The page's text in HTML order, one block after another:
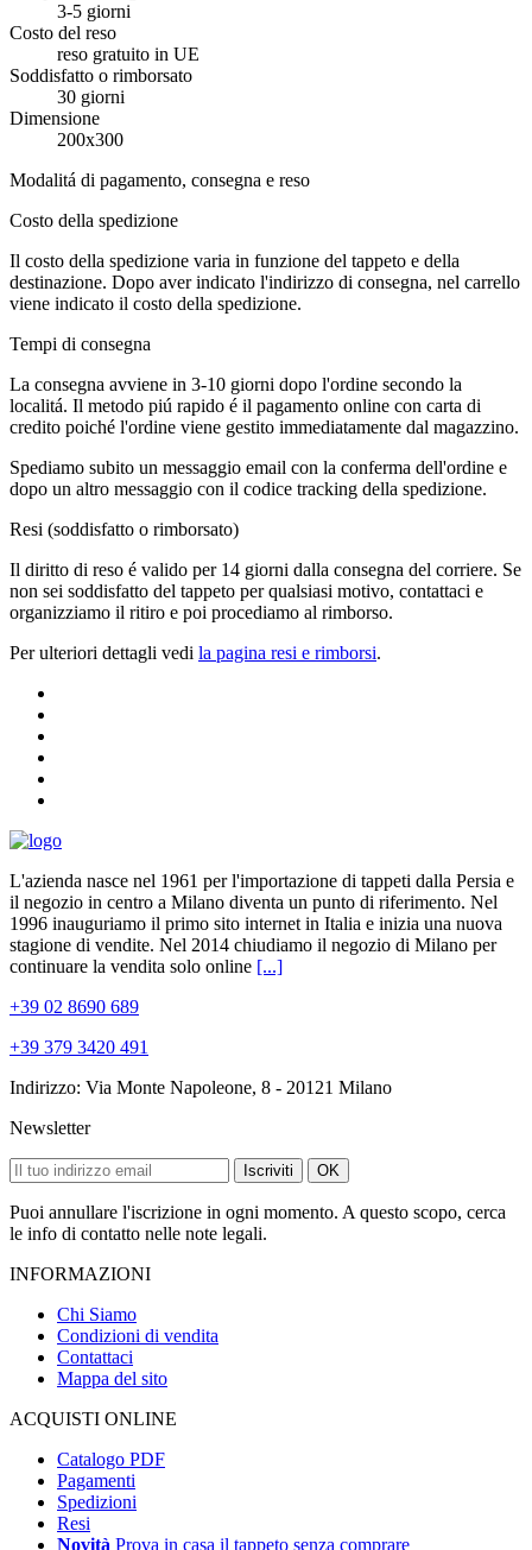
3-5 giorni
Costo del reso
reso gratuito in UE
Soddisfatto o rimborsato
30 giorni
Dimensione
200x300
Modalitá di pagamento, consegna e reso
Costo della spedizione
Il costo della spedizione varia in funzione del tappeto e della
destinazione. Dopo aver indicato l'indirizzo di consegna, nel carrello
viene indicato il costo della spedizione.
Tempi di consegna
La consegna avviene in 3-10 giorni dopo l'ordine secondo la
localitá. Il metodo piú rapido é il pagamento online con carta di
credito poiché l'ordine viene gestito immediatamente dal magazzino.
Spediamo subito un messaggio email con la conferma dell'ordine e
dopo un altro messaggio con il codice tracking della spedizione.
Resi (soddisfatto o rimborsato)
Il diritto di reso é valido per 14 giorni dalla consegna del corriere. Se
non sei soddisfatto del tappeto per qualsiasi motivo, contattaci e
organizziamo il ritiro e poi procediamo al rimborso.
Per ulteriori dettagli vedi la pagina resi e rimborsi.
L'azienda nasce nel 1961 per l'importazione di tappeti dalla Persia e
il negozio in centro a Milano diventa un punto di riferimento. Nel
1996 inauguriamo il primo sito internet in Italia e inizia una nuova
stagione di vendite. Nel 2014 chiudiamo il negozio di Milano per
continuare la vendita solo online [...]
+39 02 8690 689
+39 379 3420 491
Indirizzo: Via Monte Napoleone, 8 - 20121 Milano
Newsletter
Iscriviti OK
Puoi annullare l'iscrizione in ogni momento. A questo scopo, cerca
le info di contatto nelle note legali.
INFORMAZIONI
Chi Siamo
Condizioni di vendita
Contattaci
Mappa del sito
ACQUISTI ONLINE
Catalogo PDF
Pagamenti
Spedizioni
Resi
Novità Prova in casa il tappeto senza comprare